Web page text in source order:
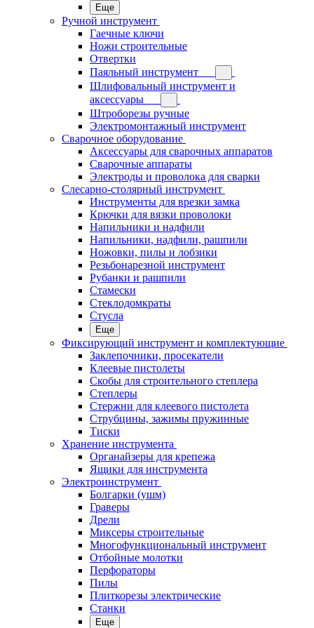
Еще
Ручной инструмент
Гаечные ключи
Ножи строительные
Отвертки
Паяльный инструмент
Шлифовальный инструмент и
аксессуары
Штроборезы ручные
Электромонтажный инструмент
Сварочное оборудование
Аксессуары для сварочных аппаратов
Сварочные аппараты
Электроды и проволока для сварки
Слесарно-столярный инструмент
Инструменты для врезки замка
Крючки для вязки проволоки
Напильники и надфили
Напильники, надфили, рашпили
Ножовки, пилы и лобзики
Резьбонарезной инструмент
Рубанки и рашпили
Стамески
Стеклодомкраты
Стусла
Еще
Фиксирующий инструмент и комплектующие
Заклепочники, просекатели
Клеевые пистолеты
Скобы для строительного степлера
Степлеры
Стержни для клеевого пистолета
Струбцины, зажимы пружинные
Тиски
Хранение инструмента
Органайзеры для крепежа
Ящики для инструмента
Электроинструмент
Болгарки (ушм)
Граверы
Дрели
Миксеры строительные
Многофункциональный инструмент
Отбойные молотки
Перфораторы
Пилы
Плиткорезы электрические
Станки
Еще